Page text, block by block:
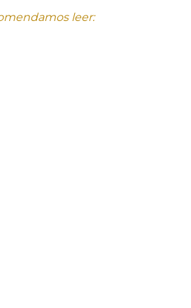
leer: